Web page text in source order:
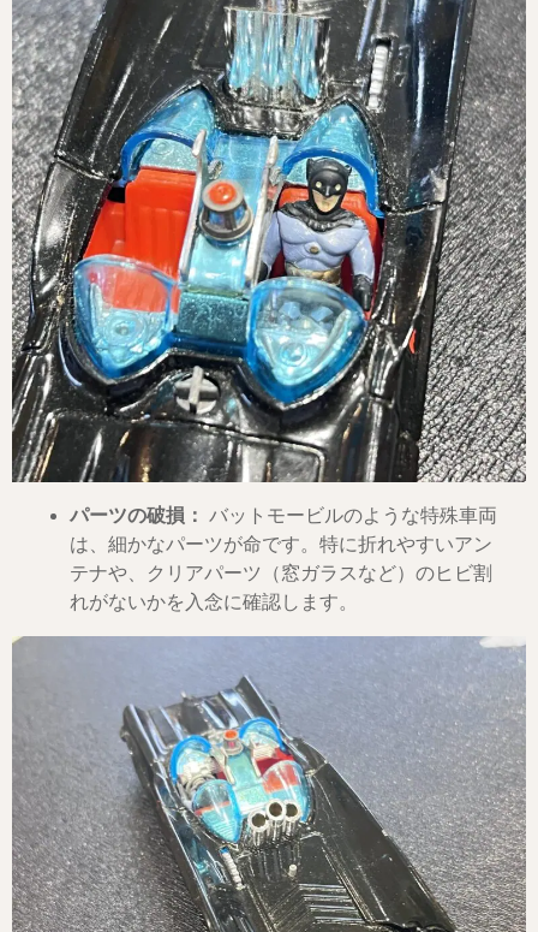
パーツの破損： バットモービルのような特殊車両
は、細かなパーツが命です。特に折れやすいアン
テナや、クリアパーツ（窓ガラスなど）のヒビ割
れがないかを入念に確認します。